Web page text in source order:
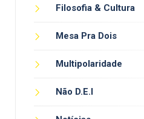
Filosofia & Cultura
Mesa Pra Dois
Multipolaridade
Não D.E.I